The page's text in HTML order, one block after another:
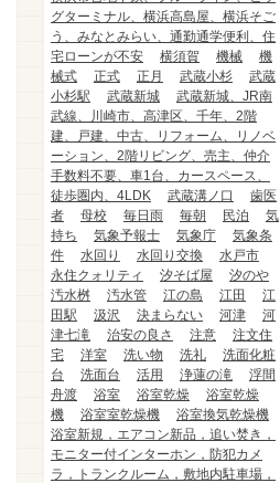
グターミナル、横浜高島屋、横浜そご
う、みなとみらい、通勤通学便利、住
宅ローンが不安
横須賀 機械
機
械式
正式 正月 武蔵小杉
武蔵
小杉駅
武蔵新城
武蔵新城、JR南
武線、川崎市、高津区、千年、2階
建、戸建、中古、リフォーム、リノベ
ーション、2階リビング、売主、仲介
手数料不要、車1台、カースペース、
徒歩圏内、4LDK
武蔵溝ノ口
歯医
者
母校 毎日雨 毎朝 民泊
気
持ち
気象予報士 気象庁
気象条
件
水回り 水回り交換
水戸市
永住クォリティ
汐そば屋
汐のや
汚水桝
汚水管 江の島 江田
江
田駅
汲沢 決まらない 河津
河
津七滝
治安の良さ 注意
注文住
宅
洋室 洗い物 洗礼
洗面化粧
台
洗面台 活用 浄蓮の滝
浮間
舟渡
浴室 浴室乾燥
浴室乾燥
機
浴室室乾燥機
浴室換気乾燥機
浴室新規，エアコン新品，追い焚き，
モニター付インターホン，防犯カメ
ラ，トランクルーム，敷地内駐車場，